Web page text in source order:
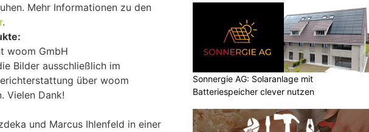
Mehr Informationen zu den
.
woom GmbH
Bilder ausschließlich im
über woom
Vielen Dank!
und Marcus Ihlenfeld in einer
Sonnergie AG: Solaranlage mit
Batteriespeicher clever nutzen